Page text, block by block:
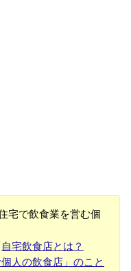
宅で飲食業を営む個
自宅飲食店とは？
人の飲食店」のこと